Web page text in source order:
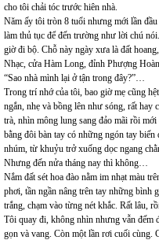
cho tôi chải tóc trước hiên nhà.
Năm ấy tôi tròn 8 tuổi nhưng mới lần
làm thủ tục để đến trường như lời chú
giờ đi bộ. Chỗ này ngày xưa là đất
Nhạc, cửa Hàm Long, đỉnh Phượng
“Sao nhà mình lại ở tận trong đây?”…
Trong trí nhớ của tôi, bao giờ mẹ cũng
ngắn, nhẹ và bồng lên như sóng, rất hay
trà, nhìn mông lung sang đảo mãi rồi
bằng đôi bàn tay có những ngón tay
nhúm, từ khuỷu trở xuống dọc ngang
Nhưng đến nửa tháng nay thì không…
Nắm đất sét hoa đào nằm im nhạt màu
phơi, tần ngần nâng trên tay những bình
trắng, chạm vào từng nét khắc. Rất lâu,
Tôi quay đi, không nhìn nhưng vẫn đếm
gọn và vang. Còn một lần rơi cuối cùng.